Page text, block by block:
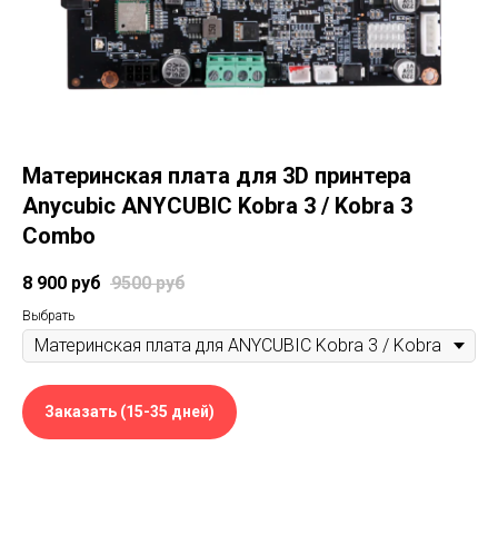
Материнская плата для 3D принтера
Anycubic ANYCUBIC Kobra 3 / Kobra 3
Combo
8 900 руб 9500 руб
Выбрать
Заказать (15-35 дней)